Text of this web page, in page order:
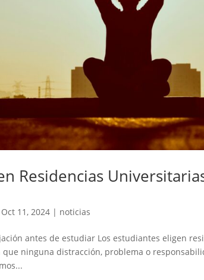
Residencias
Oct 11, 2024 | noticias
antes de estudiar Los estudiantes eligen
ninguna distracción, problema o